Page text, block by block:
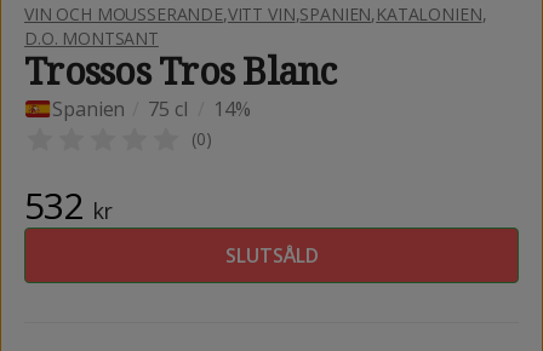
VIN OCH MOUSSERANDE,VITT VIN,SPANIEN,KATALONIEN,
D.O. MONTSANT
Trossos Tros Blanc
Spanien 75 cl 14%
(0)
532 kr
SLUTSÅLD